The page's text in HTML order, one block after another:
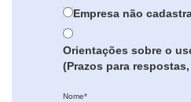
Empresa não
Orientações sobre o
(Prazos para
Nome*